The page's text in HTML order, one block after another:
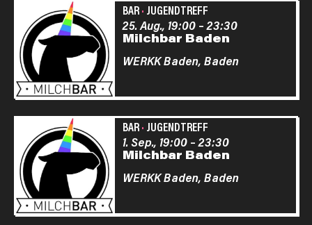
BAR· JUGENDTREFF
Milchbar Baden
25. Aug., 19:00–23:30
WERKK Baden, Baden
BAR· JUGENDTREFF
Milchbar Baden
1. Sep., 19:00–23:30
WERKK Baden, Baden